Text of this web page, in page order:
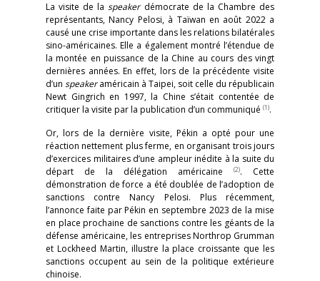
La visite de laspeakerdémocrate de la Chambre des
représentants, Nancy Pelosi, à Taïwan en août 2022 a
causé une crise importante dans les relations bilatérales
sino-américaines. Elle a également montré l’étendue de
la montée en puissance de la Chine au cours des vingt
dernières années. En effet, lors de la précédente visite
d’un speakeraméricain à Taipei, soit celle du républicain
Newt Gingrich en 1997, la Chine s’était contentée de
critiquer la visite par la publication d’un communiqué (1).
Or, lors de la dernière visite, Pékin a opté pour une
réaction nettement plus ferme, en organisant trois jours
d’exercices militaires d’une ampleur inédite à la suite du
départ de la délégation américaine
(2). Cette
démonstration de force a été doublée de l’adoption de
sanctions contre Nancy Pelosi. Plus récemment,
l’annonce faite par Pékin en septembre 2023 de la mise
en place prochaine de sanctions contre les géants de la
défense américaine, les entreprises Northrop Grumman
et Lockheed Martin, illustre la place croissante que les
sanctions occupent au sein de la politique extérieure
chinoise.